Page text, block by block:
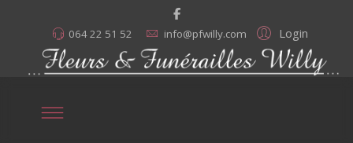
Login
064 22 51 52 info@pfwilly.com